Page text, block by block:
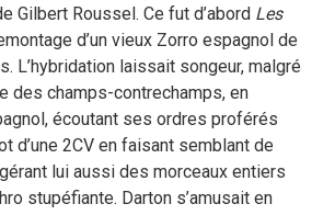
Gilbert Roussel. Ce fut d’abord Les
d’un vieux Zorro espagnol de
L’hybridation laissait songeur, malgré
des champs-contrechamps, en
écoutant ses ordres proférés
d’une 2CV en faisant semblant de
lui aussi des morceaux entiers
stupéfiante. Darton s’amusait en